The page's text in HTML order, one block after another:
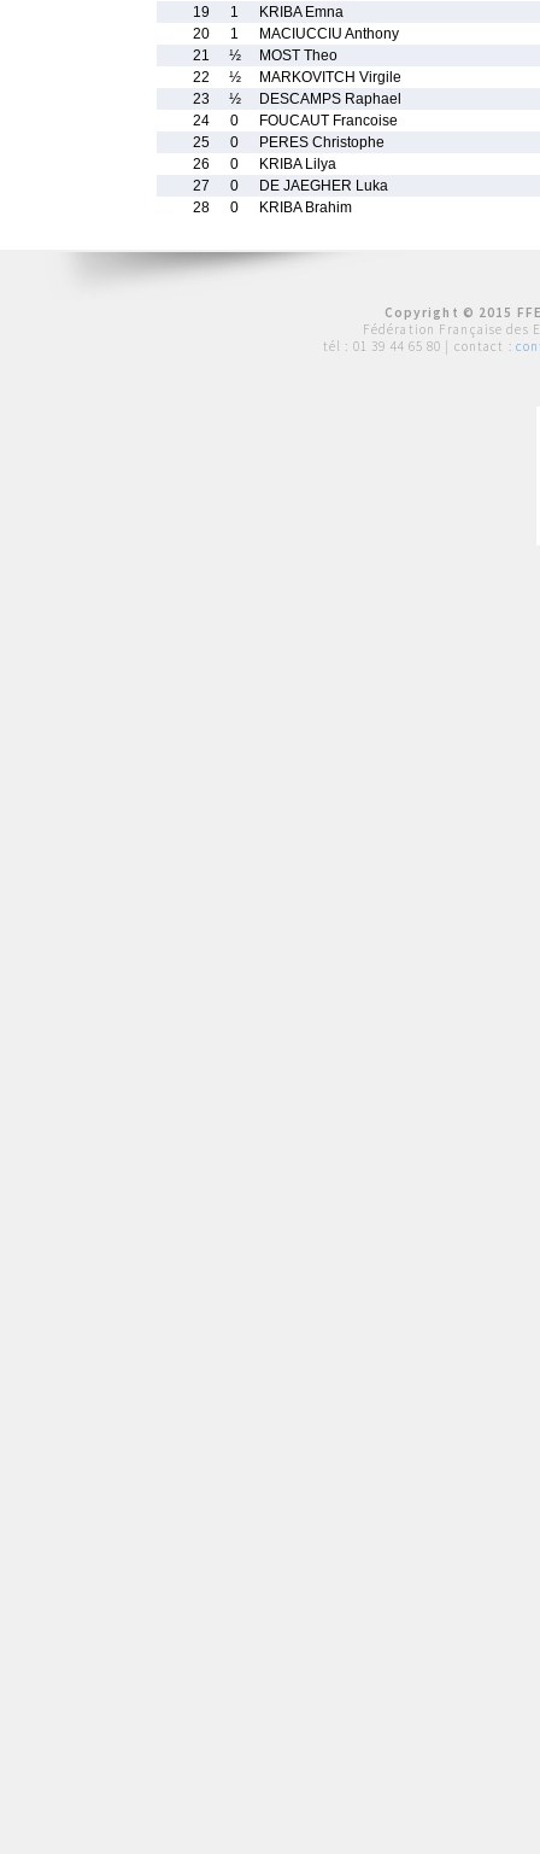
19
1
KRIBA Emna
20
1
MACIUCCIU Anthony
21
½
MOST Theo
22
½
MARKOVITCH Virgile
23
½
DESCAMPS Raphael
24
0
FOUCAUT Francoise
25
0
PERES Christophe
26
0
KRIBA Lilya
27
0
DE JAEGHER Luka
28
0 KRIBA Brahim
Copyright © 2015
Fédération Française des
tél : 01 39 44 65 80 | contact :